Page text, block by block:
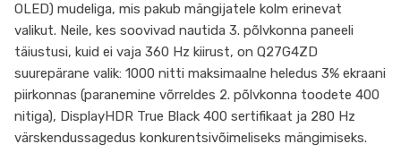
OLED) mudeliga, mis pakub mängijatele kolm erinevat
valikut. Neile, kes soovivad nautida 3. põlvkonna paneeli
täiustusi, kuid ei vaja 360 Hz kiirust, on Q27G4ZD
suurepärane valik: 1000 nitti maksimaalne heledus 3% ekraani
piirkonnas (paranemine võrreldes 2. põlvkonna toodete 400
nitiga), DisplayHDR True Black 400 sertifikaat ja 280 Hz
värskendussagedus konkurentsivõimeliseks mängimiseks.